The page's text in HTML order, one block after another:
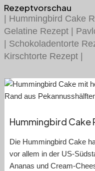
Rezeptvorschau
Hummingbird Cake
Gelatine Rezept
Schokoladentorte
Kirschtorte Rezept
Hummingbird Cake
Die Hummingbird Cake
vor allem in der US-
Ananas und Cream-